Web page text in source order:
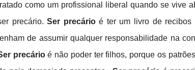
como um profissional liberal quando se vive
precário.Ser precárioé ter um livro de recibos
de assumir qualquer responsabilidade na
precárioé não poder ter filhos, porque os